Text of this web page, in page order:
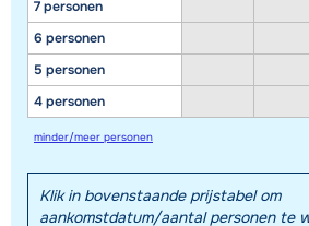
7 personen
6 personen
5 personen
4 personen
minder/meer personen
Klik in bovenstaande prijstabel om
aankomstdatum/aantal personen te